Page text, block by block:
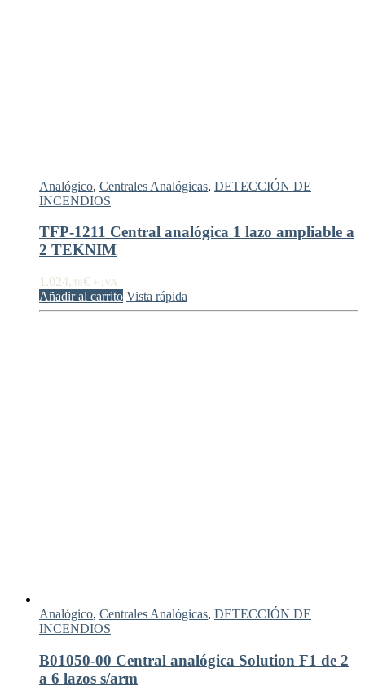
Analógico, Centrales Analógicas, DETECCIÓN DE
INCENDIOS
TFP-1211 Central analógica 1 lazo ampliable a
2 TEKNIM
1.024,48€ + IVA
Añadir al carrito Vista rápida
Analógico, Centrales Analógicas, DETECCIÓN DE
INCENDIOS
B01050-00 Central analógica Solution F1 de 2
a 6 lazos s/arm